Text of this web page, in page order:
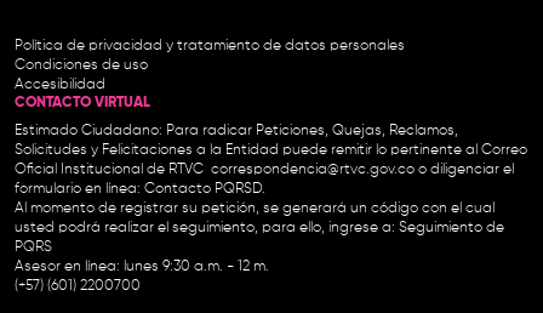
Política de privacidad y tratamiento de datos personales
Condiciones de uso
Accesibilidad
CONTACTO VIRTUAL
Estimado Ciudadano: Para radicar Peticiones, Quejas, Reclamos,
Solicitudes y Felicitaciones a la Entidad puede remitir lo pertinente al Correo
Oficial Institucional de RTVC correspondencia@rtvc.gov.co o diligenciar el
formulario en línea: Contacto PQRSD.
Al momento de registrar su petición, se generará un código con el cual
usted podrá realizar el seguimiento, para ello, ingrese a: Seguimiento de
PQRS
Asesor en línea: lunes 9:30 a.m. - 12 m.
(+57) (601) 2200700